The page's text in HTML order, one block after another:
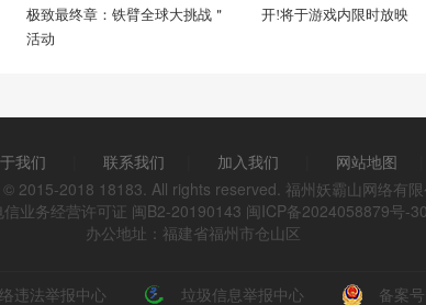
极致最终章：铁臂全球大挑战＂
活动
开!将于游戏内限时放映
我们 联系我们 加入我们 网站地图
2015-2018 18183. All rights reserved. 福州妖霸山网络有限
信业务经营许可证 闽B2-20190143 闽ICP备2024058879号-30
办公地址：福建省福州市仓山区
违法举报中心 垃圾信息举报中心 备案号